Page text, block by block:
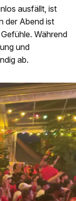
ausfällt, ist
der Abend ist
Während
und
ab.